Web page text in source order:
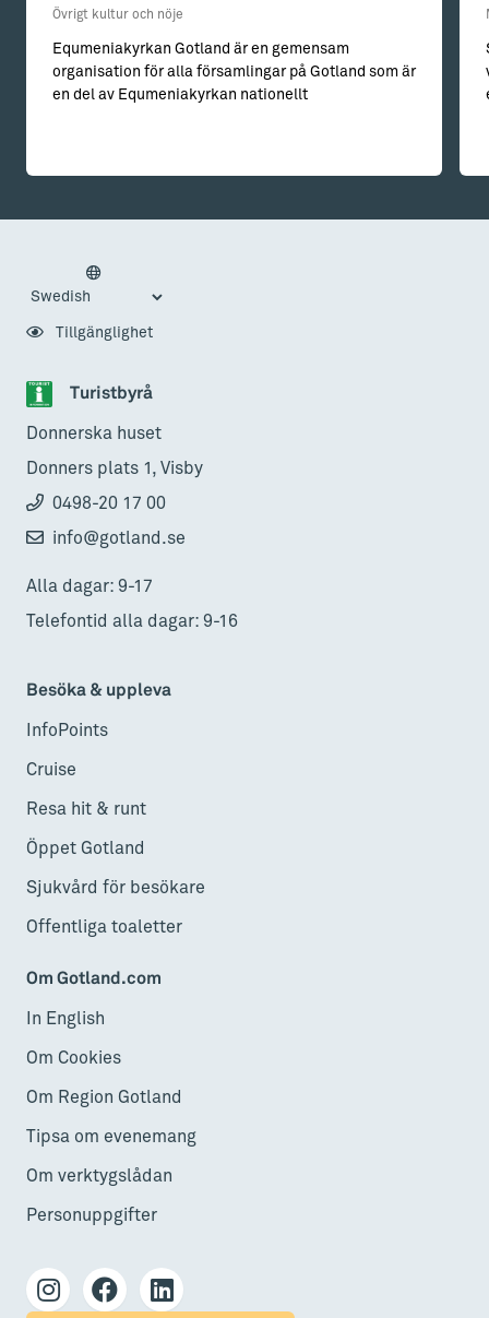
Övrigt kultur och nöje
Equmeniakyrkan Gotland är en gemensam
organisation för alla församlingar på Gotland som är
en del av Equmeniakyrkan nationellt
Turistbyrå
Donnerska huset
Donners plats 1, Visby
0498-20 17 00
info@gotland.se
Alla dagar: 9-17
Telefontid alla dagar: 9-16
Besöka & uppleva
InfoPoints
Cruise
Resa hit & runt
Öppet Gotland
Sjukvård för besökare
Offentliga toaletter
Om Gotland.com
In English
Om Cookies
Om Region Gotland
Tipsa om evenemang
Om verktygslådan
Personuppgifter
Tillgänglighet